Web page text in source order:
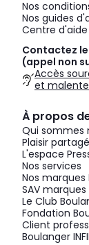
Nos
Nos guides
Centre d'aide
Contactez le
(appel non
Accès
et
À propos
Qui sommes
Plaisir partagé
L'espace
Nos services
Nos marques
SAV
Le Club
Fondation
Client
Boulanger